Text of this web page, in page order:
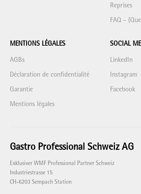
Reprises
FAQ -
MENTIONS LÉGALES
AGBs
Déclaration de confidentialité
Garantie
Mentions légales
SOCIAL
LinkedIn
Instagram
Facebook
Gastro Professional Schweiz AG
Exklusiver WMF Professional Partner Schweiz
Industriestrasse 15
CH-6203 Sempach Station